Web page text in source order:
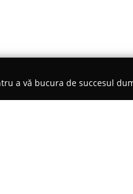
a vă bucura de succesul